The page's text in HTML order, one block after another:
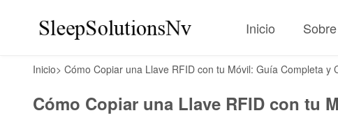
Inicio Sobre
Inicio> Cómo Copiar una Llave RFID con tu Móvil: Guía Completa y
Cómo Copiar una Llave RFID con tu